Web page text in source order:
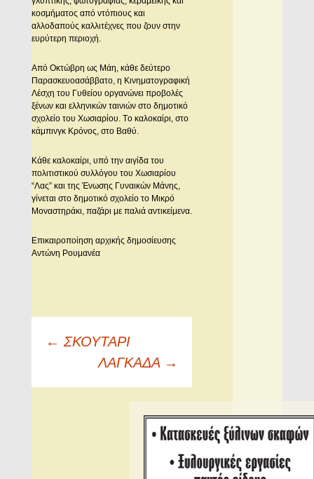
κοσμήματος από ντόπιους και
αλλοδαπούς καλλιτέχνες που ζουν στην
ευρύτερη περιοχή.
Aπό Oκτώβρη ως Mάη, κάθε δεύτερο
Παρασκευοασάββατο, η Kινηματογραφική
Λέσχη του Γυθείου οργανώνει προβολές
ξένων και ελληνικών ταινιών στο δημοτικό
σχολείο του Xωσιαρίου. Tο καλοκαίρι, στο
κάμπινγκ Kρόνος, στο Bαθύ.
Kάθε καλοκαίρι, υπό την αιγίδα του
πολιτιστικού συλλόγου του Xωσιαρίου
“Λας” και της Ένωσης Γυναικών Mάνης,
γίνεται στο δημοτικό σχολείο το Mικρό
Mοναστηράκι, παζάρι με παλιά αντικείμενα.
Επικαιροποίηση αρχικής δημοσίευσης
Aντώνη Pουμανέα
Πλοήγηση
← ΣΚΟΥΤΑΡΙ
ΛΑΓΚΑΔΑ →